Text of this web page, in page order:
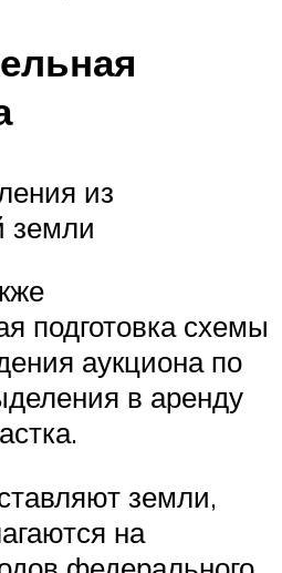
из
земли
подготовка схемы
аукциона по
в аренду
земли,
на